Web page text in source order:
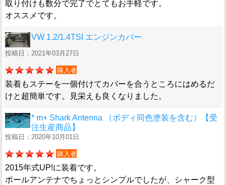
取り付けも数分で完了でとてもお手軽です。
オススメです。
VW 1.2/1.4TSI エンジンカバー
投稿日：2021年03月27日
購入者
装着もステーを一個付けてカバーを合うところにはめるだ
けと超簡単です。見栄えも良くなりました。
* m+ Shark Antenna （ボディ同色塗装を含む）【受
注生産商品】
投稿日：2020年10月01日
購入者
2015年式UP!に装着です。
ポールアンテナでちょっとシンプルでしたが、シャーク型